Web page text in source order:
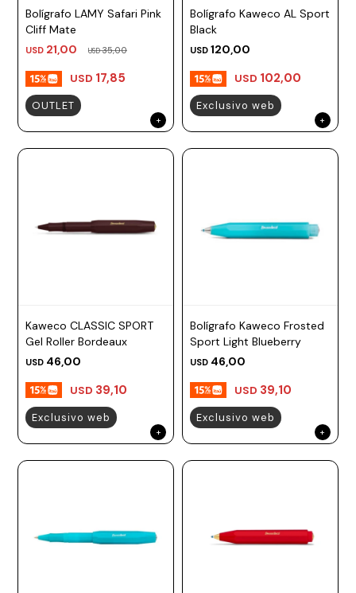
Bolígrafo LAMY Safari Pink
Cliff Mate
USD 21,00 USD35,00
USD 17,85
OUTLET
Bolígrafo Kaweco AL Sport
Black
USD 120,00
USD 102,00
Exclusivo web
Kaweco CLASSIC SPORT
Gel Roller Bordeaux
USD 46,00
USD 39,10
Exclusivo web
Bolígrafo Kaweco Frosted
Sport Light Blueberry
USD 46,00
USD 39,10
Exclusivo web
Prune
Mistral
Camelbak
Lamy
Kaweco